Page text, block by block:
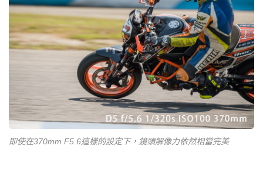
即使在370mm F5.6這樣的設定下，鏡頭解像力依然相當完美